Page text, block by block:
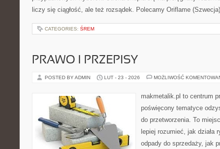
liczy się ciągłość, ale też rozsądek. Polecamy Oriflame
CATEGORIES: ŚREM
PRAWO I PRZEPISY
POSTED BY ADMIN LUT - 23 - 2026 MOŻLIWOŚĆ
makmetalik.pl to centrum
poświęcony tematyce
do przetworzenia. To
lepiej rozumieć, jak działa
odpady do sprzedaży, jak